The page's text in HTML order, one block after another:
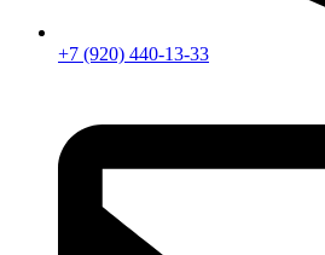
+7 (920) 440-13-33